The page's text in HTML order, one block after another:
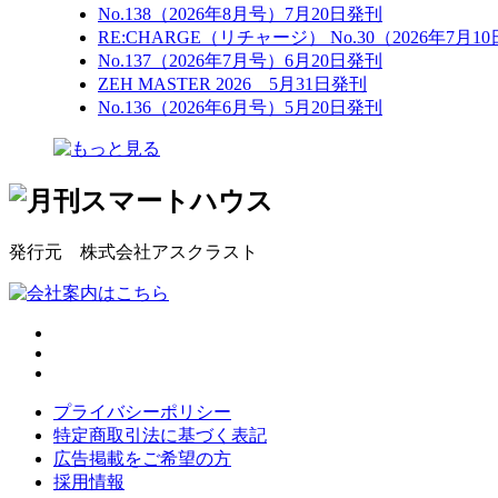
No.138（2026年8月号）7月20日発刊
RE:CHARGE（リチャージ） No.30（2026年7月10
No.137（2026年7月号）6月20日発刊
ZEH MASTER 2026 5月31日発刊
No.136（2026年6月号）5月20日発刊
発行元 株式会社アスクラスト
プライバシーポリシー
特定商取引法に基づく表記
広告掲載をご希望の方
採用情報